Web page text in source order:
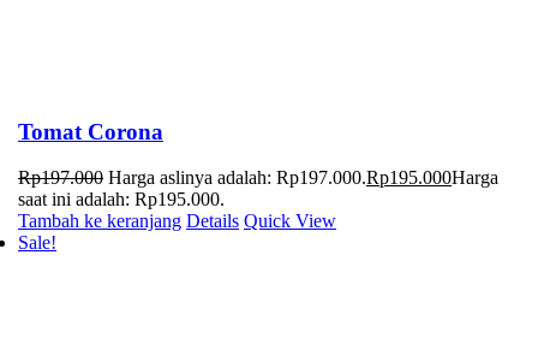
Tomat Corona
Rp197.000 Harga aslinya adalah: Rp197.000.Rp195.000Harga
saat ini adalah: Rp195.000.
Tambah ke keranjang Details Quick View
Sale!